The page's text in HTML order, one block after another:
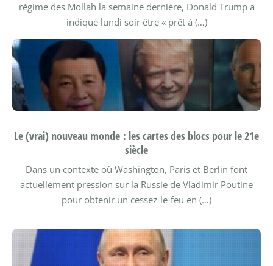
régime des Mollah la semaine dernière, Donald Trump a
indiqué lundi soir être « prêt à (…)
Le (vrai) nouveau monde : les cartes des blocs pour le 21e
siècle
Dans un contexte où Washington, Paris et Berlin font
actuellement pression sur la Russie de Vladimir Poutine
pour obtenir un cessez-le-feu en (…)